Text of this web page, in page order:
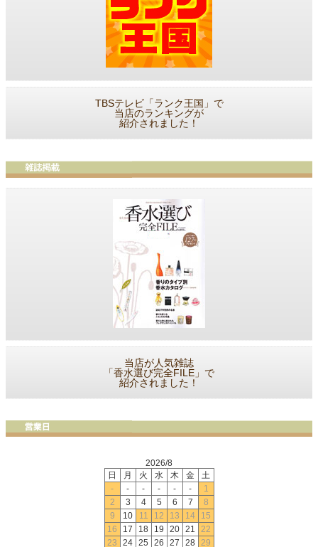
TBSテレビ「ランク王国」で
当店のランキングが
紹介されました！
当店が人気雑誌
「香水選び完全FILE」で
紹介されました！
2026/8
日
月 火 水 木 金
土
-
- - - - -
1
2
3 4 5 6 7
8
9
10 11 12 13 14
15
16
17 18 19 20 21
22
23
24 25 26 27 28 29